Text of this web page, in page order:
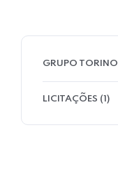
GRUPO TORINO
LICITAÇÕES (1)